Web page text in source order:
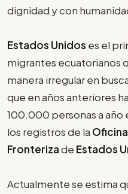
dignidad y con
Estados Unidos es el
migrantes ecuatorianos
manera irregular en
que en años anteriores
100.000 personas a año
los registros de la
Fronterizade Estados
Actualmente se estima